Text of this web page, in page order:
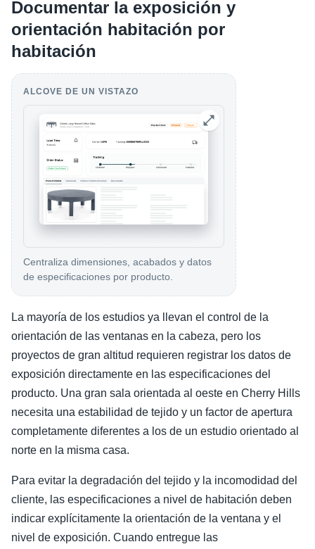
Documentar la exposición y
orientación habitación por
habitación
ALCOVE DE UN VISTAZO
Centraliza dimensiones, acabados y datos
de especificaciones por producto.
La mayoría de los estudios ya llevan el control de la
orientación de las ventanas en la cabeza, pero los
proyectos de gran altitud requieren registrar los datos de
exposición directamente en las especificaciones del
producto. Una gran sala orientada al oeste en Cherry Hills
necesita una estabilidad de tejido y un factor de apertura
completamente diferentes a los de un estudio orientado al
norte en la misma casa.
Para evitar la degradación del tejido y la incomodidad del
cliente, las especificaciones a nivel de habitación deben
indicar explícitamente la orientación de la ventana y el
nivel de exposición. Cuando entregue las